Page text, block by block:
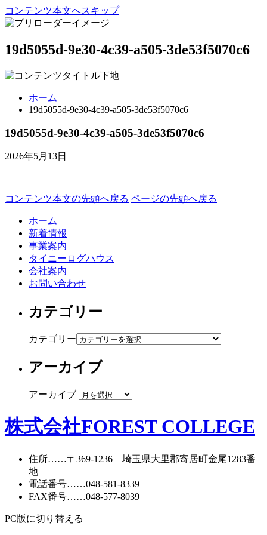
コンテンツ本文へスキップ
19d5055d-9e30-4c39-a505-3de53f5070c6
ホーム
19d5055d-9e30-4c39-a505-3de53f5070c6
19d5055d-9e30-4c39-a505-3de53f5070c6
2026年5月13日
コンテンツ本文の先頭へ戻る ページの先頭へ戻る
ホーム
新着情報
事業案内
タイニーログハウス
会社案内
お問い合わせ
カテゴリー
カテゴリー
アーカイブ
アーカイブ
株式会社FOREST COLLEGE
住所……〒369-1236 埼玉県大里郡寄居町金尾1283番
地
電話番号……048-581-8339
FAX番号……048-577-8039
PC版に切り替える